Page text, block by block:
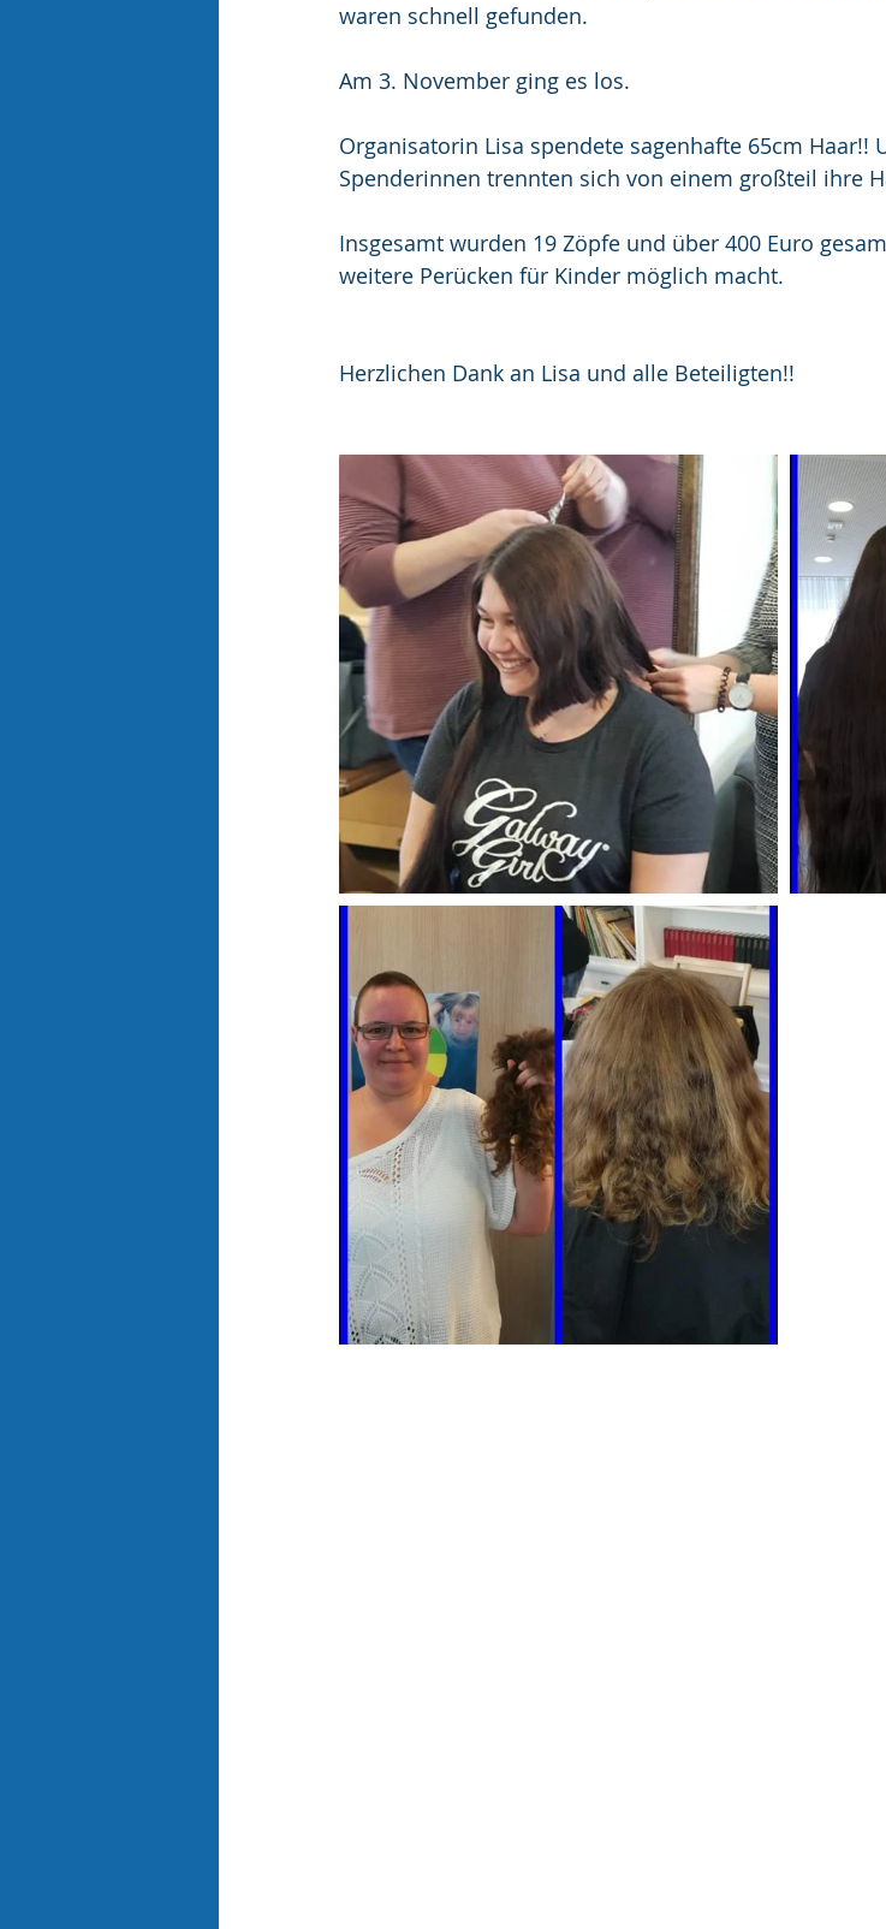
waren schnell gefunden.
Am 3. November ging es los.
Organisatorin Lisa spendete sagenhafte 65cm Haar!!
Spenderinnen trennten sich von einem großteil ihre
Insgesamt wurden 19 Zöpfe und über 400 Euro
weitere Perücken für Kinder möglich macht.
Herzlichen Dank an Lisa und alle Beteiligten!!